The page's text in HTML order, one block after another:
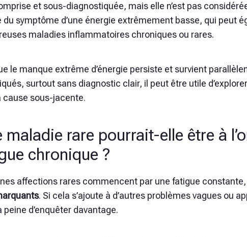
et sous-diagnostiquée, mais elle n’est pas
du symptôme d’une énergie extrêmement basse, qui peut
maladies inflammatoires chroniques ou rares.
le manque extrême d’énergie persiste et survient
surtout sans diagnostic clair, il peut être utile
cause sous-jacente.
maladie rare pourrait-elle être à
chronique ?
affections rares commencent par une fatigue constante,
. Si cela s’ajoute à d’autres problèmes vagues ou
peine d’enquêter davantage.